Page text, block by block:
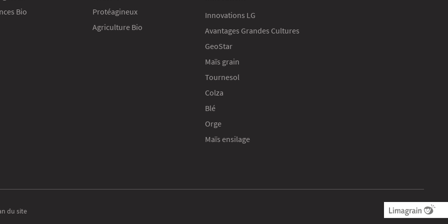
Bio
Protéagineux
Agriculture Bio
Innovations LG
Avantages Grandes Cultures
GeoStar
Maïs grain
Tournesol
Colza
Blé
Orge
Maïs ensilage
du sitede confidentialité, en garantissant la conformité avec les réglementations. Personnalisez vos préférences pour